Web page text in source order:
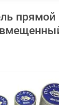
прямой